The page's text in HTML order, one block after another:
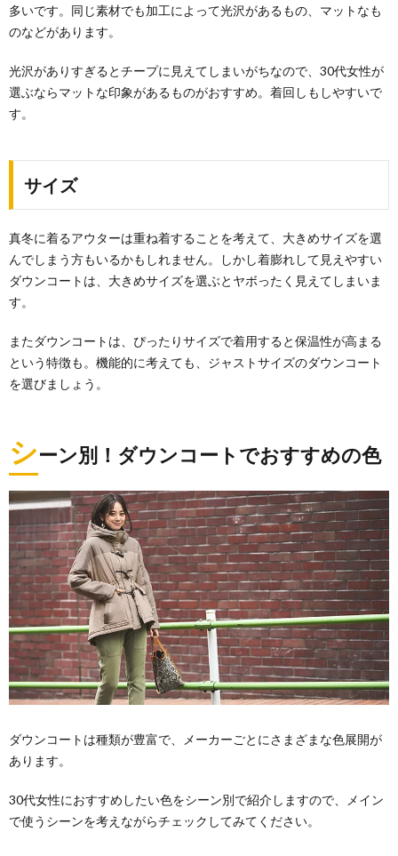
多いです。同じ素材でも加工によって光沢があるもの、マットなも
のなどがあります。
光沢がありすぎるとチープに見えてしまいがちなので、30代女性が
選ぶならマットな印象があるものがおすすめ。着回しもしやすいで
す。
サイズ
真冬に着るアウターは重ね着することを考えて、大きめサイズを選
んでしまう方もいるかもしれません。しかし着膨れして見えやすい
ダウンコートは、大きめサイズを選ぶとヤボったく見えてしまいま
す。
またダウンコートは、ぴったりサイズで着用すると保温性が高まる
という特徴も。機能的に考えても、ジャストサイズのダウンコート
を選びましょう。
シーン別！ダウンコートでおすすめの色
ダウンコートは種類が豊富で、メーカーごとにさまざまな色展開が
あります。
30代女性におすすめしたい色をシーン別で紹介しますので、メイン
で使うシーンを考えながらチェックしてみてください。